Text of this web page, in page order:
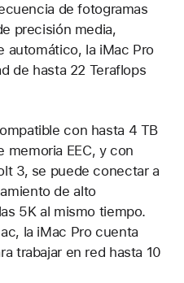
de fotogramas
precisión media,
automático, la iMac Pro
de hasta 22 Teraflops
con hasta 4 TB
memoria EEC, y con
3, se puede conectar a
de alto
5K al mismo tiempo.
la iMac Pro cuenta
trabajar en red hasta 10